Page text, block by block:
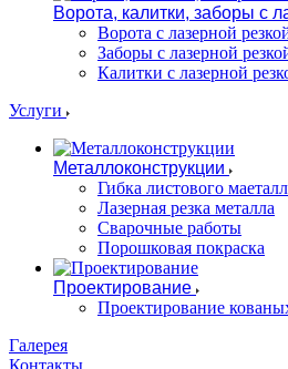
Ворота, калитки, заборы с
Ворота с лазерной
Заборы с лазерной
Калитки с лазерной
Услуги
Металлоконструкции
Гибка листового
Лазерная резка металла
Сварочные работы
Порошковая покраска
Проектирование
Проектирование
Галерея
Контакты